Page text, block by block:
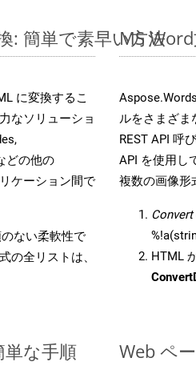
: 簡単で素早い方法
に変換するこ
なソリューショ
どの他の
ケーション間で
ない柔軟性で
の全リストは、
MS
ルをさまざ
REST API 呼
API を使用し
複数の画像形
HTML
単な手順 Web ペ